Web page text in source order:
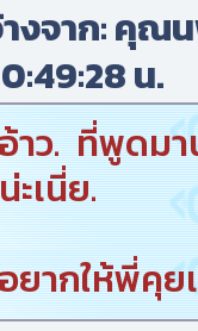
งจาก: คุณ
น.
อ้าว. ที่พูดมา
น่ะเนี่ย.
อยากให้พี่คุย